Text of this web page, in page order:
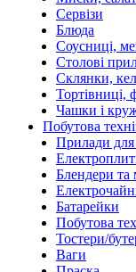
Сервізи
Блюда
Соусниці,
Столові
Склянки,
Тортівниці,
Чашки і
Побутова
Прилади для
Блендери та
Батарейки
Побутова
Тостери/
Ваги